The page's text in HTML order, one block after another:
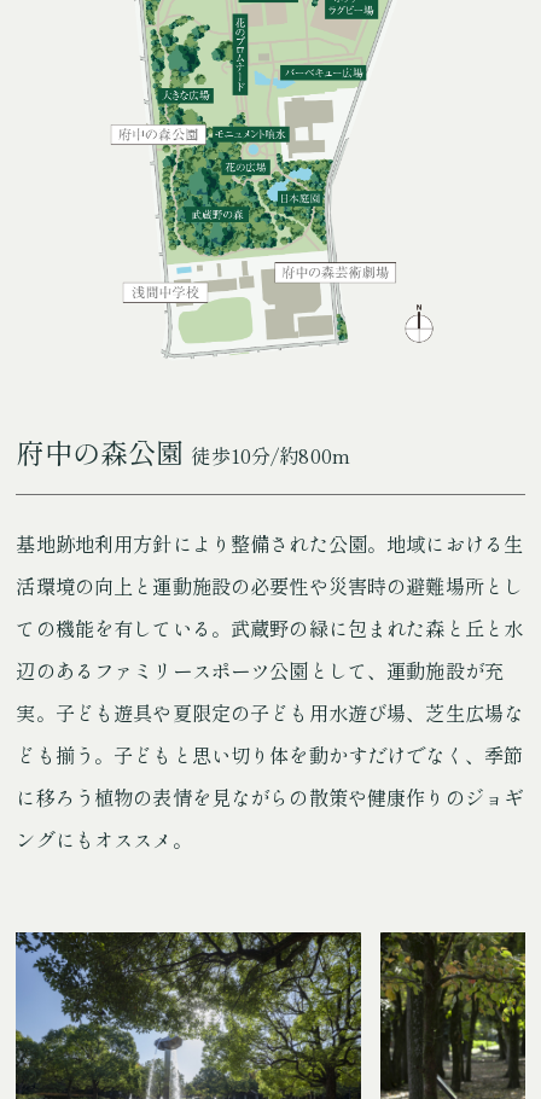
府中の森公園 徒歩10分/約800m
基地跡地利用方針により整備された公園。地域における生
活環境の向上と運動施設の必要性や災害時の避難場所とし
ての機能を有している。武蔵野の緑に包まれた森と丘と水
辺のあるファミリースポーツ公園として、運動施設が充
実。子ども遊具や夏限定の子ども用水遊び場、芝生広場な
ども揃う。子どもと思い切り体を動かすだけでなく、季節
に移ろう植物の表情を見ながらの散策や健康作りのジョギ
ングにもオススメ。